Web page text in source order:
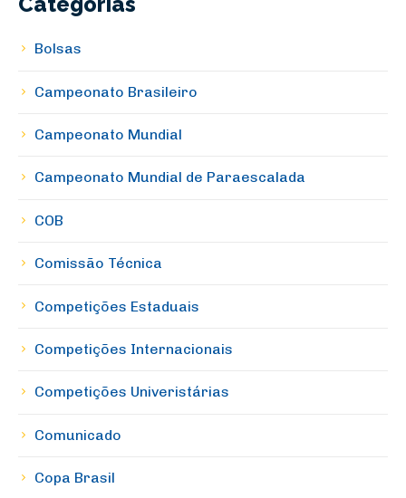
Bolsas
Campeonato Brasileiro
Campeonato Mundial
Campeonato Mundial de Paraescalada
COB
Comissão Técnica
Competições Estaduais
Competições Internacionais
Competições Univeristárias
Comunicado
Copa Brasil